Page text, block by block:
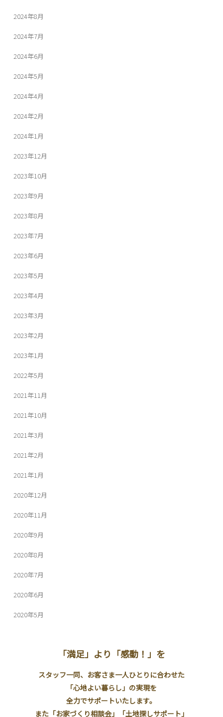
2024年8月
2024年7月
2024年6月
2024年5月
2024年4月
2024年2月
2024年1月
2023年12月
2023年10月
2023年9月
2023年8月
2023年7月
2023年6月
2023年5月
2023年4月
2023年3月
2023年2月
2023年1月
2022年5月
2021年11月
2021年10月
2021年3月
2021年2月
2021年1月
2020年12月
2020年11月
2020年9月
2020年8月
2020年7月
2020年6月
2020年5月
「満足」より「感動！」を
スタッフ一同、お客さま一人ひとりに合わせた
「心地よい暮らし」の実現を
全力でサポートいたします。
また「お家づくり相談会」「土地探しサポート」